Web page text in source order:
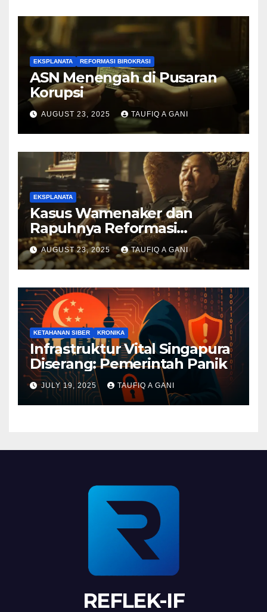
EKSPLANATA REFORMASI BIROKRASI
ASN Menengah di Pusaran
Korupsi
AUGUST 23, 2025 TAUFIQ A GANI
EKSPLANATA
Kasus Wamenaker dan
Rapuhnya Reformasi
Birokrasi
AUGUST 23, 2025 TAUFIQ A GANI
KETAHANAN SIBER KRONIKA
Infrastruktur Vital Singapura
Diserang: Pemerintah Panik
JULY 19, 2025 TAUFIQ A GANI
REFLEK-IF